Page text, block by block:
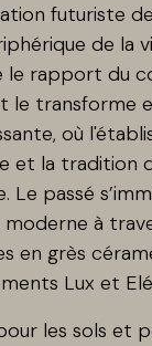
futuriste
de la
le rapport du
le transforme
où
et la tradition
Le passé
à
en grès
Lux et
les sols et